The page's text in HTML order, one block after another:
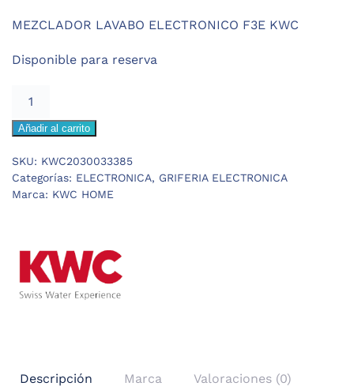
original
284,24 €.
actual
198,97 €.
MEZCLADOR LAVABO ELECTRONICO F3E KWC
Disponible para reserva
MEZCLADOR
ELECTRONICO
cantidad
Añadir al carrito
SKU: KWC2030033385
Categorías: ELECTRONICA, GRIFERIA ELECTRONICA
Marca: KWC HOME
Descripción Marca Valoraciones (0)